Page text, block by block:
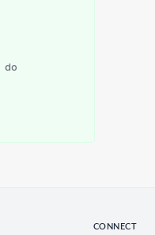
do
CONNECT